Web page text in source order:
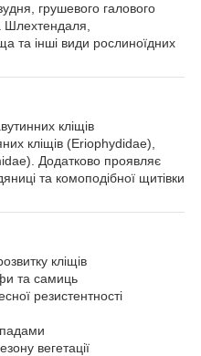
грушевого галового
Шлехтендаля,
та інші види рослиноїдних
кліщів
кліщів (Eriophydidae),
Додатково проявляє
та комоподібної щитівки
кліщів
та самиць
резистентності
вегетації